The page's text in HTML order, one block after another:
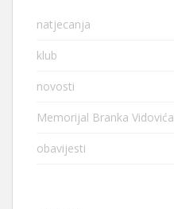
natjecanja
klub
novosti
Memorijal Branka Vidovića
obavijesti